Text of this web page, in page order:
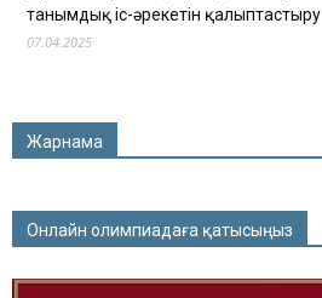
танымдық іс-әрекетін қалыптастыру
07.04.2025
Жарнама
Онлайн олимпиадаға қатысыңыз